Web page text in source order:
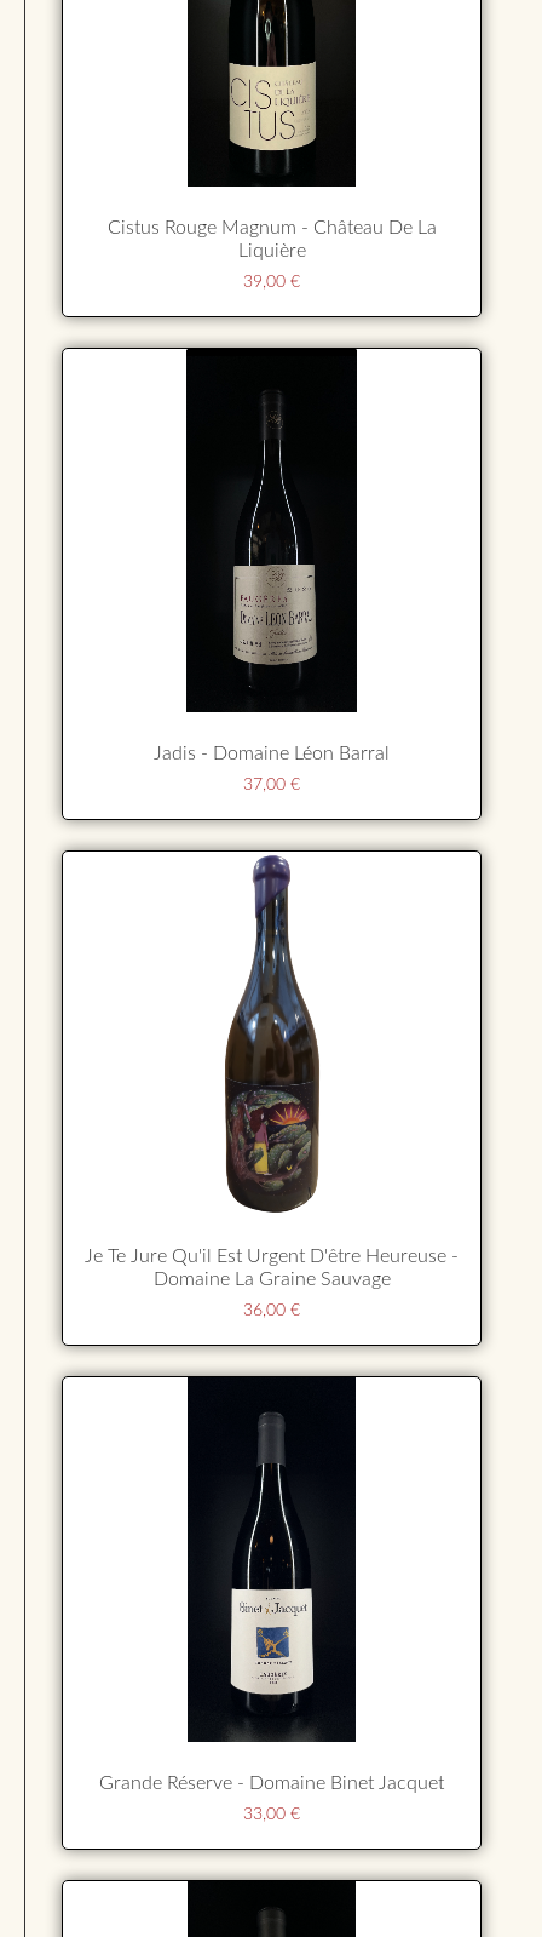
Cistus Rouge Magnum - Château De La
Liquière
39,00 €
Jadis - Domaine Léon Barral
37,00 €
Je Te Jure Qu'il Est Urgent D'être Heureuse -
Domaine La Graine Sauvage
36,00 €
Grande Réserve - Domaine Binet Jacquet
33,00 €